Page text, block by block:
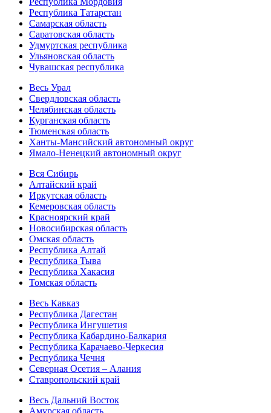
Республика Татарстан
Самарская область
Саратовская область
Удмуртская республика
Ульяновская область
Чувашская республика
Весь Урал
Свердловская область
Челябинская область
Курганская область
Тюменская область
Ханты-Мансийский автономный округ
Ямало-Ненецкий автономный округ
Вся Сибирь
Алтайский край
Иркутская область
Кемеровская область
Красноярский край
Новосибирская область
Омская область
Республика Алтай
Республика Тыва
Республика Хакасия
Томская область
Весь Кавказ
Республика Дагестан
Республика Ингушетия
Республика Кабардино-Балкария
Республика Карачаево-Черкесия
Республика Чечня
Северная Осетия – Алания
Ставропольский край
Весь Дальний Восток
Амурская область